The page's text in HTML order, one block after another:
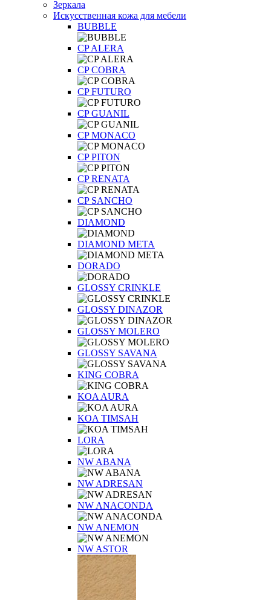
Зеркала
Искусственная кожа для мебели
BUBBLE
CP ALERA
CP COBRA
CP FUTURO
CP GUANIL
CP MONACO
CP PITON
CP RENATA
CP SANCHO
DIAMOND
DIAMOND META
DORADO
GLOSSY CRINKLE
GLOSSY DINAZOR
GLOSSY MOLERO
GLOSSY SAVANA
KING COBRA
KOA AURA
KOA TIMSAH
LORA
NW ABANA
NW ADRESAN
NW ANACONDA
NW ANEMON
NW ASTOR